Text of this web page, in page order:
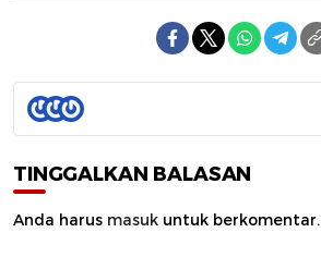
TINGGALKAN BALASAN
Anda harus masuk untuk berkomentar.